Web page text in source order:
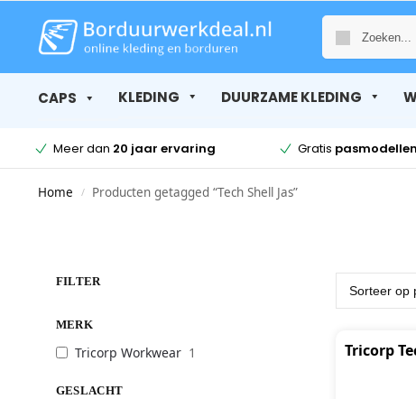
CAPS KLEDING DUURZAME KLEDING
Meer dan 20 jaar ervaring Gratis pasmodellen
Home / Producten getagged “Tech Shell Jas”
FILTER
MERK
Tricorp Workwear 1
GESLACHT
Tricorp